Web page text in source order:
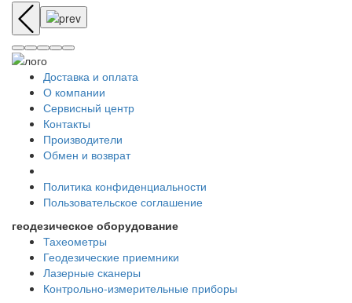
Доставка и оплата
О компании
Сервисный центр
Контакты
Производители
Обмен и возврат
Политика конфиденциальности
Пользовательское соглашение
геодезическое оборудование
Тахеометры
Геодезические приемники
Лазерные сканеры
Контрольно-измерительные приборы